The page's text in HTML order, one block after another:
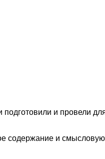
и провели
содержание и смысловую